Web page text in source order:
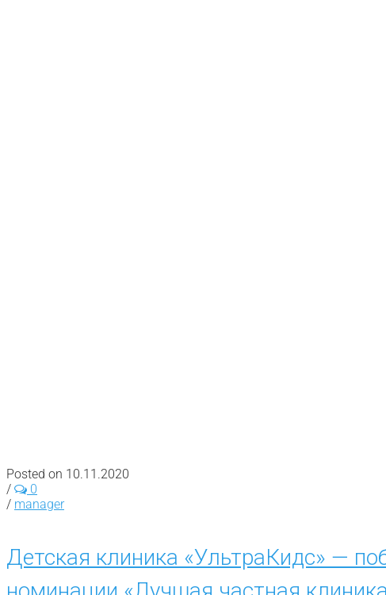
Posted on 10.11.2020
/
0
/ manager
Детская клиника «УльтраКидс» —